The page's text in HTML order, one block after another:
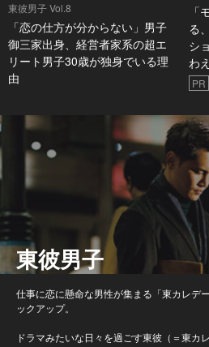
東彼男子 Vol.8
「恋の仕方が分からない」男子
御三家出身、経営者家系の超エ
リート男子30歳が独身でいる理
由
「
る
シ
わ
PR
東彼男子
仕事に恋に懸命な男性が集まる「東カレデ
ックアップ。
ドラマみたいな日々を過ごす東彼（＝東カ